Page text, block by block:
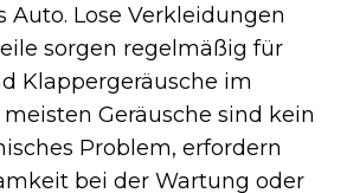
Auto. Lose Verkleidungen
sorgen regelmäßig für
Klappergeräusche im
Geräusche sind kein
Problem, erfordern
bei der Wartung oder